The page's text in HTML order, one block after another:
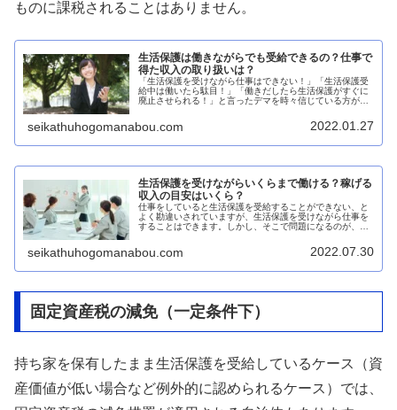
ものに課税されることはありません。
生活保護は働きながらでも受給できるの？仕事で
得た収入の取り扱いは？
「生活保護を受けながら仕事はできない！」「生活保護受
給中は働いたら駄目！」「働きだしたら生活保護がすぐに
廃止させられる！」と言ったデマを時々信じている方がい
seikathuhogomanabou.com 2022.01.27
生活保護を受けながらいくらまで働ける？稼げる
収入の目安はいくら？
仕事をしていると生活保護を受給することができない、と
よく勘違いされていますが、生活保護を受けながら仕事を
することはできます。しかし、そこで問題になるのが、い
seikathuhogomanabou.com 2022.07.30
固定資産税の減免（一定条件下）
持ち家を保有したまま生活保護を受給しているケース（資
産価値が低い場合など例外的に認められるケース）では、